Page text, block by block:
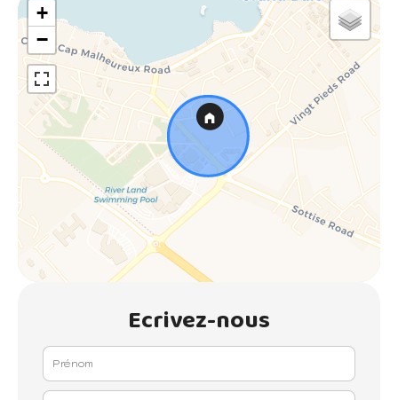
+
−
Ecrivez-nous